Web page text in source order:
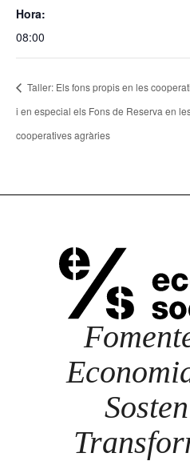
Hora:
08:00
Taller: Els fons propis en les
i en especial els Fons de Reserva en
cooperatives agràries